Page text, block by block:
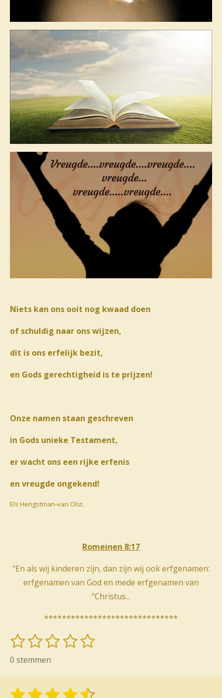
Niets kan ons ooit nog kwaad doen
of schuldig naar ons wijzen,
dit is ons erfelijk bezit,
en Gods gerechtigheid is te prijzen!
Onze namen staan geschreven
in Gods unieke Testament,
er wacht ons een rijke erfenis
en vreugde ongekend!
Els Hengstman-van Olst.
Romeinen 8:17
"En als wij kinderen zijn, dan zijn wij ook erfgenamen:
erfgenamen van God en mede erfgenamen van
"Christus...
******************************
R
n
1
s
e
2
s
e
3
s
e
4
e
5
e
S
e
0 stemmen
R
1 2 3 4 5
S